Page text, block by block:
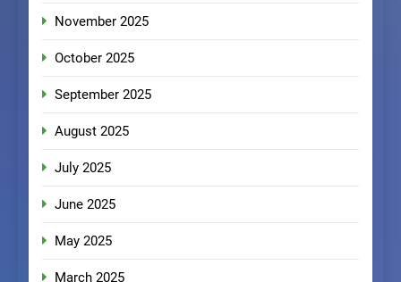
November 2025
October 2025
September 2025
August 2025
July 2025
June 2025
May 2025
March 2025